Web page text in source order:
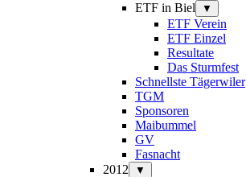
ETF in Biel
▼
ETF Verein
ETF Einzel
Resultate
Das Sturmfest
Schnellste Tägerwiler
TGM
Sponsoren
Maibummel
GV
Fasnacht
2012
▼